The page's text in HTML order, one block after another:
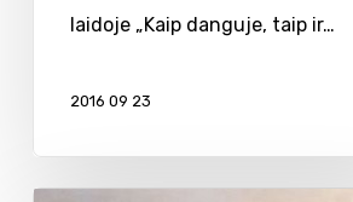
laidoje „Kaip danguje, taip ir…
2016 09 23